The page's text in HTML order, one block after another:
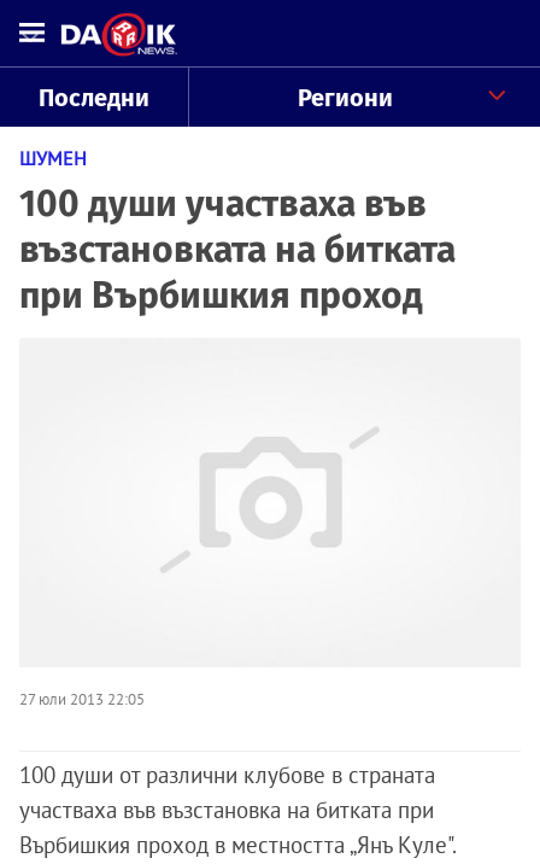
Последни Региони
ШУМЕН
100 души участваха във
възстановката на битката
при Върбишкия проход
27 юли 2013 22:05
100 души от различни клубове в страната
участваха във възстановка на битката при
Върбишкия проход в местността „Янъ Куле".